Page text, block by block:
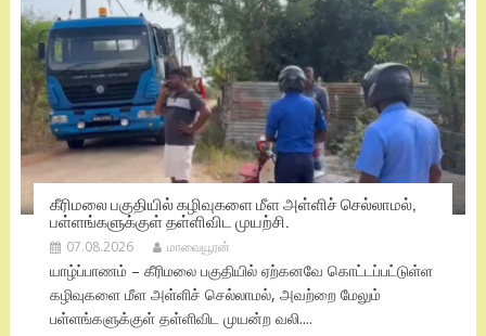
கீரிமலை பகுதியில் கழிவுகளை மீள அள்ளிச் செல்லாமல்,
பள்ளங்களுக்குள் தள்ளிவிட முயற்சி.
07.08.2026 மாவையூரன்
யாழ்ப்பாணம் – கீரிமலை பகுதியில் ஏற்கனவே கொட்டப்பட்டுள்ள
கழிவுகளை மீள அள்ளிச் செல்லாமல், அவற்றை மேலும்
பள்ளங்களுக்குள் தள்ளிவிட முயன்ற வலி....